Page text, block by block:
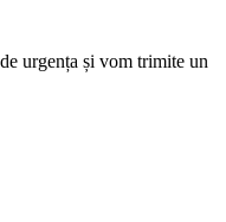
urgența și vom trimite un